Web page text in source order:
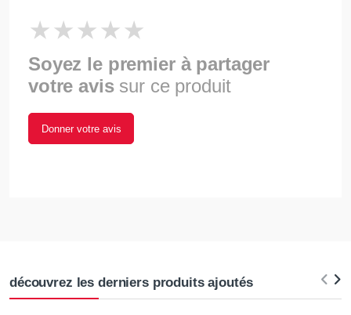
Soyez le premier à partager
votre avis sur ce produit
Donner votre avis
découvrez les derniers produits ajoutés